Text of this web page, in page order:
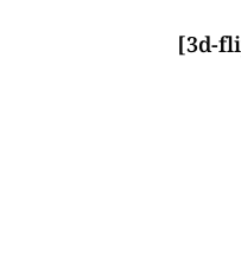
[3d-